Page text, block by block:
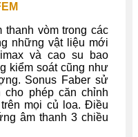
vòm trong các
những vật liệu mới
và cao su bao
kiểm soát cũng như
Sonus Faber sử
cho phép căn chỉnh
mọi củ loa. Điều
âm thanh 3 chiều